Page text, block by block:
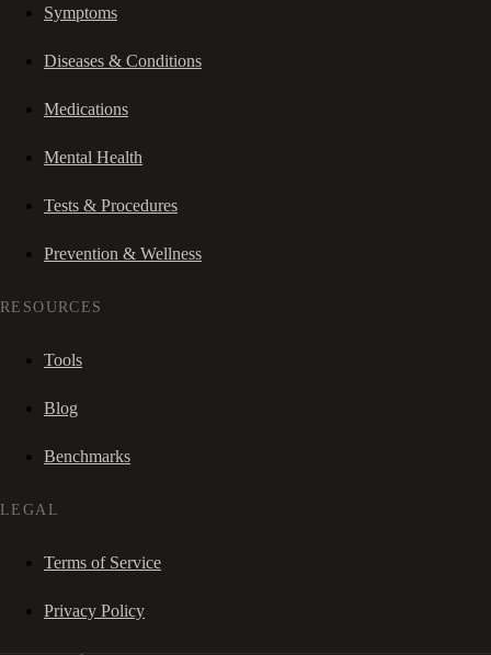
Symptoms
Diseases & Conditions
Medications
Mental Health
Tests & Procedures
Prevention & Wellness
RESOURCES
Tools
Blog
Benchmarks
LEGAL
Terms of Service
Privacy Policy